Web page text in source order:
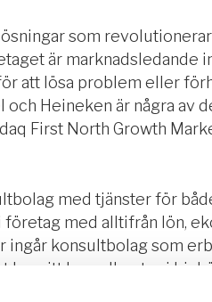
som
är marknadsledande
att lösa problem eller
Heineken är några av
First North Growth
med tjänster för
med alltifrån lön,
ingår konsultbolag som
sitt huvudkontor i
Business är en del av